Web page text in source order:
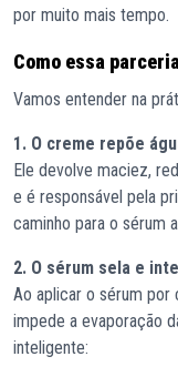
por muito mais tempo.
Como essa
Vamos entender na
1. O creme repõe
Ele devolve maciez,
e é responsável pela
caminho para o sérum
2. O sérum sela e
Ao aplicar o sérum
impede a evaporação
inteligente: